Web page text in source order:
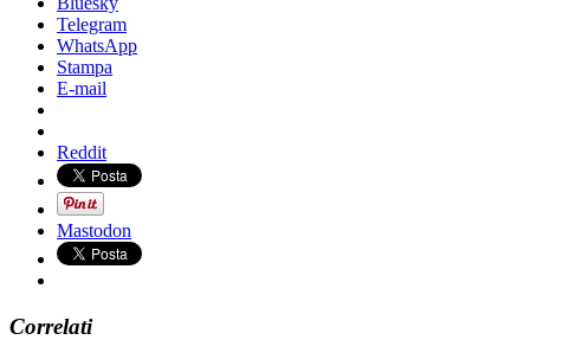
Telegram
WhatsApp
Stampa
E-mail
Reddit
Mastodon
Correlati